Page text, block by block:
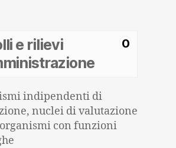
0
e rilievi
indipendenti di
nuclei di valutazione
con funzioni